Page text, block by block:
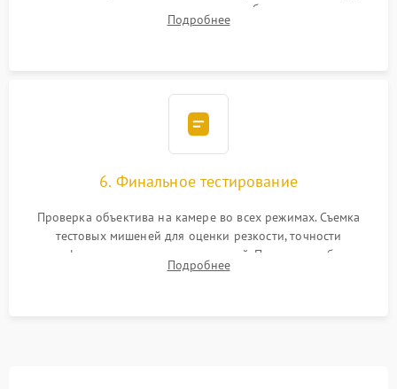
программным или механическим способом для устранения
бэк
Подробнее
6. Финальное тестирование
Проверка объектива на камере во всех режимах. Съемка
тестовых мишеней для оценки резкости, точности
автофокуса и отсутствия искажений. Проверка работы
диафрагмы на закрытых значениях и тестирование
Подробнее